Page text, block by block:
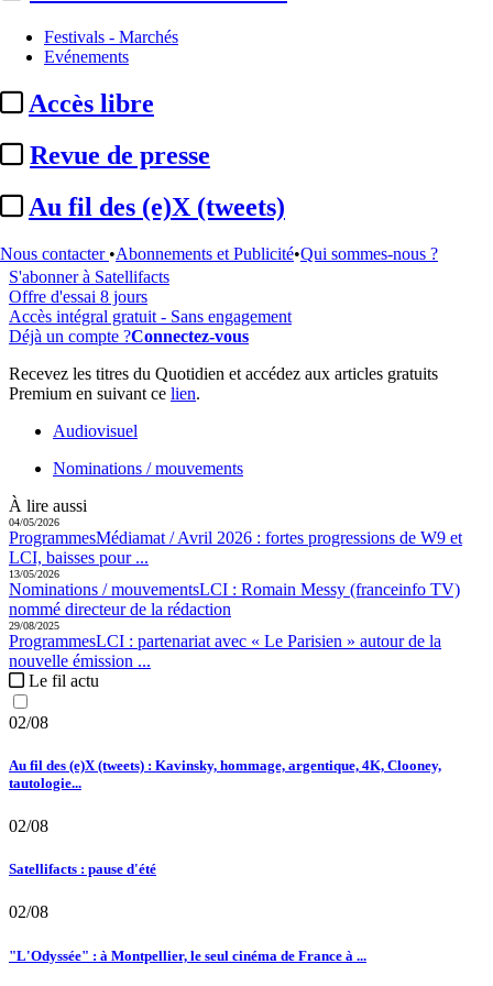
Festivals - Marchés
Evénements
Accès libre
Revue de presse
Au fil des (e)X (tweets)
Nous contacter •Abonnements et Publicité•Qui sommes-nous ?
...
Cet article est réservé à nos abonnés
Pour accéder à cet article, à l'ensemble du site, découvrez nos
S'abonner à Satellifacts
Offre d'essai 8 jours
Accès intégral gratuit - Sans engagement
Déjà un compte ?Connectez-vous
Recevez les titres du Quotidien et accédez aux articles gratuits
Premium en suivant ce lien.
Audiovisuel
Nominations / mouvements
À lire aussi
04/05/2026
ProgrammesMédiamat / Avril 2026 : fortes progressions de W9 et
LCI, baisses pour ...
13/05/2026
Nominations / mouvementsLCI : Romain Messy (franceinfo TV)
nommé directeur de la rédaction
29/08/2025
ProgrammesLCI : partenariat avec « Le Parisien » autour de la
nouvelle émission ...
Le fil actu
02/08
Au fil des (e)X (tweets) : Kavinsky, hommage, argentique, 4K, Clooney,
tautologie...
02/08
Satellifacts : pause d'été
02/08
"L'Odyssée" : à Montpellier, le seul cinéma de France à ...